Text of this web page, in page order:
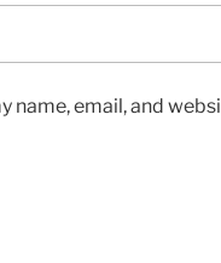
name, email, and